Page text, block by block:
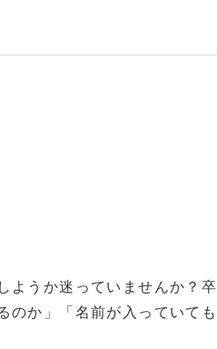
ようか迷っていませんか？卒
のか」「名前が入っていても